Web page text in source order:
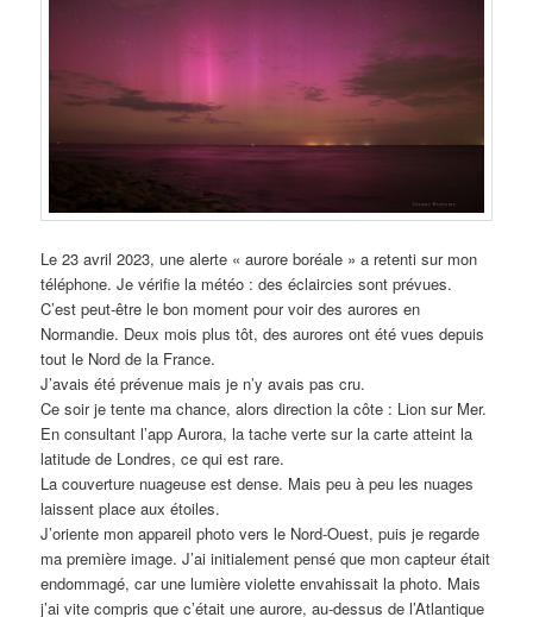
Le 23 avril 2023, une alerte « aurore boréale » a retenti sur mon
téléphone. Je vérifie la météo : des éclaircies sont prévues.
C’est peut-être le bon moment pour voir des aurores en
Normandie. Deux mois plus tôt, des aurores ont été vues depuis
tout le Nord de la France.
J’avais été prévenue mais je n’y avais pas cru.
Ce soir je tente ma chance, alors direction la côte : Lion sur Mer.
En consultant l’app Aurora, la tache verte sur la carte atteint la
latitude de Londres, ce qui est rare.
La couverture nuageuse est dense. Mais peu à peu les nuages
laissent place aux étoiles.
J’oriente mon appareil photo vers le Nord-Ouest, puis je regarde
ma première image. J’ai initialement pensé que mon capteur était
endommagé, car une lumière violette envahissait la photo. Mais
j’ai vite compris que c’était une aurore, au-dessus de l’Atlantique